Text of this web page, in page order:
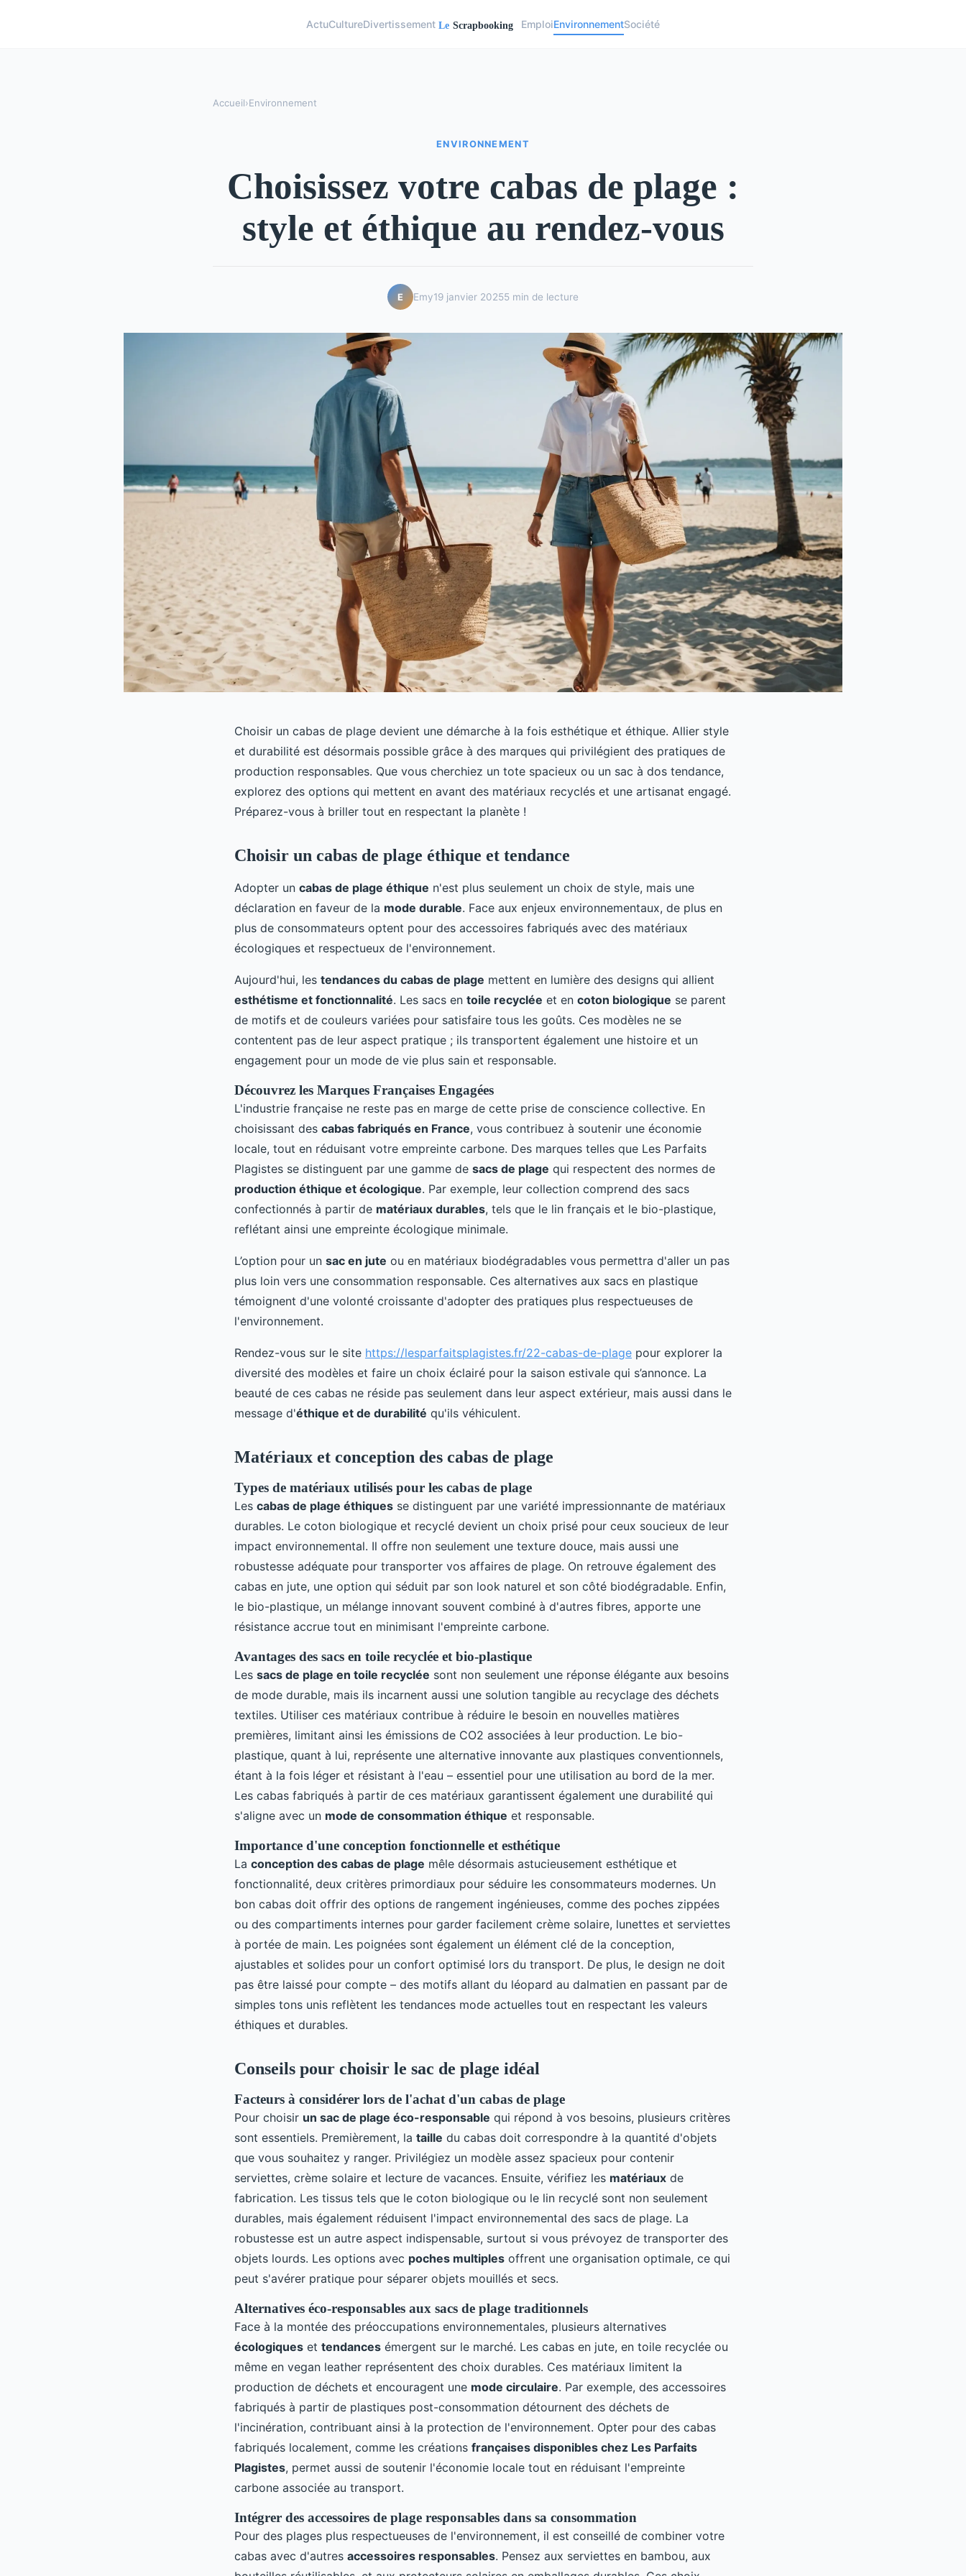
ActuCultureDivertissement EmploiEnvironnementSociété
Accueil›Environnement
ENVIRONNEMENT
Choisissez votre cabas de plage :
style et éthique au rendez-vous
E Emy19 janvier 20255 min de lecture
Choisir un cabas de plage devient une démarche à la fois esthétique et éthique. Allier style
et durabilité est désormais possible grâce à des marques qui privilégient des pratiques de
production responsables. Que vous cherchiez un tote spacieux ou un sac à dos tendance,
explorez des options qui mettent en avant des matériaux recyclés et une artisanat engagé.
Préparez-vous à briller tout en respectant la planète !
Choisir un cabas de plage éthique et tendance
Adopter un cabas de plage éthique n'est plus seulement un choix de style, mais une
déclaration en faveur de la mode durable. Face aux enjeux environnementaux, de plus en
plus de consommateurs optent pour des accessoires fabriqués avec des matériaux
écologiques et respectueux de l'environnement.
Aujourd'hui, les tendances du cabas de plage mettent en lumière des designs qui allient
esthétisme et fonctionnalité. Les sacs en toile recyclée et en coton biologique se parent
de motifs et de couleurs variées pour satisfaire tous les goûts. Ces modèles ne se
contentent pas de leur aspect pratique ; ils transportent également une histoire et un
engagement pour un mode de vie plus sain et responsable.
Découvrez les Marques Françaises Engagées
L'industrie française ne reste pas en marge de cette prise de conscience collective. En
choisissant des cabas fabriqués en France, vous contribuez à soutenir une économie
locale, tout en réduisant votre empreinte carbone. Des marques telles que Les Parfaits
Plagistes se distinguent par une gamme de sacs de plage qui respectent des normes de
production éthique et écologique. Par exemple, leur collection comprend des sacs
confectionnés à partir de matériaux durables, tels que le lin français et le bio-plastique,
reflétant ainsi une empreinte écologique minimale.
L’option pour un sac en jute ou en matériaux biodégradables vous permettra d'aller un pas
plus loin vers une consommation responsable. Ces alternatives aux sacs en plastique
témoignent d'une volonté croissante d'adopter des pratiques plus respectueuses de
l'environnement.
Rendez-vous sur le site https://lesparfaitsplagistes.fr/22-cabas-de-plage pour explorer la
diversité des modèles et faire un choix éclairé pour la saison estivale qui s’annonce. La
beauté de ces cabas ne réside pas seulement dans leur aspect extérieur, mais aussi dans le
message d'éthique et de durabilité qu'ils véhiculent.
Matériaux et conception des cabas de plage
Types de matériaux utilisés pour les cabas de plage
Les cabas de plage éthiques se distinguent par une variété impressionnante de matériaux
durables. Le coton biologique et recyclé devient un choix prisé pour ceux soucieux de leur
impact environnemental. Il offre non seulement une texture douce, mais aussi une
robustesse adéquate pour transporter vos affaires de plage. On retrouve également des
cabas en jute, une option qui séduit par son look naturel et son côté biodégradable. Enfin,
le bio-plastique, un mélange innovant souvent combiné à d'autres fibres, apporte une
résistance accrue tout en minimisant l'empreinte carbone.
Avantages des sacs en toile recyclée et bio-plastique
Les sacs de plage en toile recyclée sont non seulement une réponse élégante aux besoins
de mode durable, mais ils incarnent aussi une solution tangible au recyclage des déchets
textiles. Utiliser ces matériaux contribue à réduire le besoin en nouvelles matières
premières, limitant ainsi les émissions de CO2 associées à leur production. Le bio-
plastique, quant à lui, représente une alternative innovante aux plastiques conventionnels,
étant à la fois léger et résistant à l'eau – essentiel pour une utilisation au bord de la mer.
Les cabas fabriqués à partir de ces matériaux garantissent également une durabilité qui
s'aligne avec un mode de consommation éthique et responsable.
Importance d'une conception fonctionnelle et esthétique
La conception des cabas de plage mêle désormais astucieusement esthétique et
fonctionnalité, deux critères primordiaux pour séduire les consommateurs modernes. Un
bon cabas doit offrir des options de rangement ingénieuses, comme des poches zippées
ou des compartiments internes pour garder facilement crème solaire, lunettes et serviettes
à portée de main. Les poignées sont également un élément clé de la conception,
ajustables et solides pour un confort optimisé lors du transport. De plus, le design ne doit
pas être laissé pour compte – des motifs allant du léopard au dalmatien en passant par de
simples tons unis reflètent les tendances mode actuelles tout en respectant les valeurs
éthiques et durables.
Conseils pour choisir le sac de plage idéal
Facteurs à considérer lors de l'achat d'un cabas de plage
Pour choisir un sac de plage éco-responsable qui répond à vos besoins, plusieurs critères
sont essentiels. Premièrement, la taille du cabas doit correspondre à la quantité d'objets
que vous souhaitez y ranger. Privilégiez un modèle assez spacieux pour contenir
serviettes, crème solaire et lecture de vacances. Ensuite, vérifiez les matériaux de
fabrication. Les tissus tels que le coton biologique ou le lin recyclé sont non seulement
durables, mais également réduisent l'impact environnemental des sacs de plage. La
robustesse est un autre aspect indispensable, surtout si vous prévoyez de transporter des
objets lourds. Les options avec poches multiples offrent une organisation optimale, ce qui
peut s'avérer pratique pour séparer objets mouillés et secs.
Alternatives éco-responsables aux sacs de plage traditionnels
Face à la montée des préoccupations environnementales, plusieurs alternatives
écologiques et tendances émergent sur le marché. Les cabas en jute, en toile recyclée ou
même en vegan leather représentent des choix durables. Ces matériaux limitent la
production de déchets et encouragent une mode circulaire. Par exemple, des accessoires
fabriqués à partir de plastiques post-consommation détournent des déchets de
l'incinération, contribuant ainsi à la protection de l'environnement. Opter pour des cabas
fabriqués localement, comme les créations françaises disponibles chez Les Parfaits
Plagistes, permet aussi de soutenir l'économie locale tout en réduisant l'empreinte
carbone associée au transport.
Intégrer des accessoires de plage responsables dans sa consommation
Pour des plages plus respectueuses de l'environnement, il est conseillé de combiner votre
cabas avec d'autres accessoires responsables. Pensez aux serviettes en bambou, aux